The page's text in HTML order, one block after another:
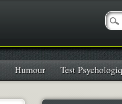
Humour Test